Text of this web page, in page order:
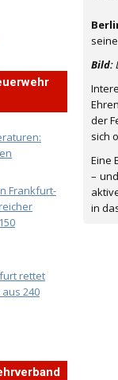
Frankfurt-
rettet
240
Bild:
der
sich
Eine
–
in